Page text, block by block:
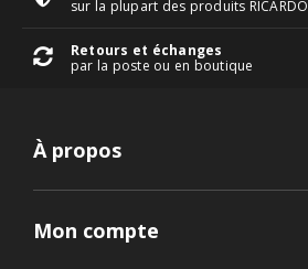
sur la plupart des produits RICARDO
Retours et échanges
par la poste ou en boutique
À propos
Mon compte